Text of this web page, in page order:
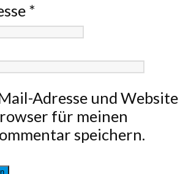
*
Adresse und Website
für meinen
speichern.